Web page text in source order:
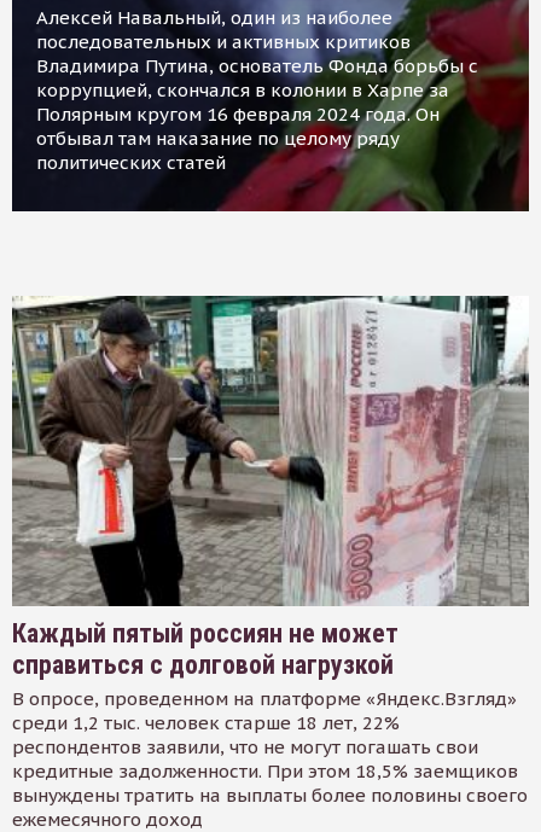
Алексей Навальный, один из наиболее
последовательных и активных критиков
Владимира Путина, основатель Фонда борьбы с
коррупцией, скончался в колонии в Харпе за
Полярным кругом 16 февраля 2024 года. Он
отбывал там наказание по целому ряду
политических статей
Каждый пятый россиян не может
справиться с долговой нагрузкой
В опросе, проведенном на платформе «Яндекс.Взгляд»
среди 1,2 тыс. человек старше 18 лет, 22%
респондентов заявили, что не могут погашать свои
кредитные задолженности. При этом 18,5% заемщиков
вынуждены тратить на выплаты более половины своего
ежемесячного доход